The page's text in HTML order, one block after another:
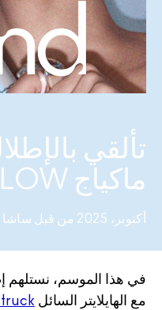
مستحضرات ماك بالحجم
تسوقي جميع مستحضرات
تسوقي كل الفراشي
تألقي
ماكياج GLACIAL GLOW
أكتوبر، 2025 من قبل ساشا كلاينمان
في هذا الموسم، نستلهم
مع الهايلايتر السائل